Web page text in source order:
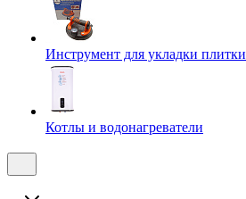
Инструмент для укладки плитки
Котлы и водонагреватели